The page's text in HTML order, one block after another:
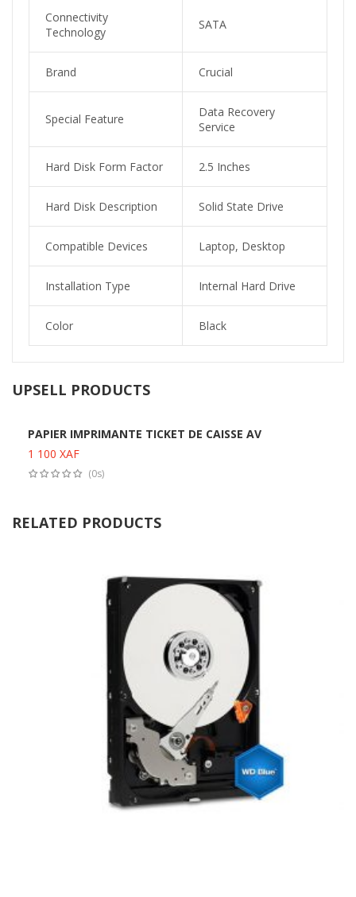
Connectivity
Technology
SATA
Brand Crucial
Special Feature
Data Recovery
Service
Hard Disk Form Factor 2.5 Inches
Hard Disk Description Solid State Drive
Compatible Devices Laptop, Desktop
Installation Type Internal Hard Drive
Color Black
UPSELL PRODUCTS
PAPIER IMPRIMANTE TICKET DE CAISSE AV
1 100 XAF
(0s)
RELATED PRODUCTS